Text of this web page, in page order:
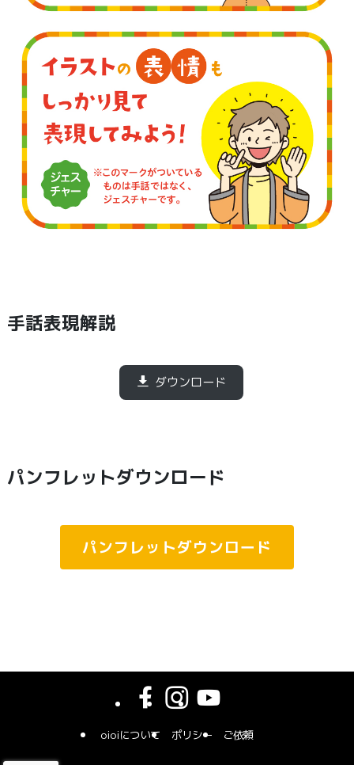
手話表現解説
ダウンロード
パンフレットダウンロード
パンフレットダウンロード
oioiについて ポリシー ご依頼